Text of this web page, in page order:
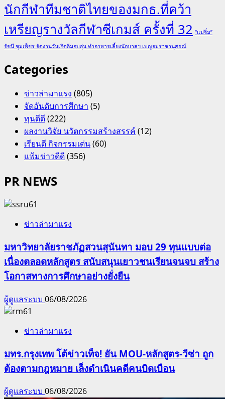
นักกีฬาทีมชาติไทยของมกธ.ที่คว้า
เหรียญรางวัลกีฬาซีเกมส์ ครั้งที่ 32 “แม่จิ๋ม”
รัชนี ชุมเพ็ชร จัดงานวันเกิดอิ่มอบอุ่น ทำอาหารเลี้ยงนักบาสฯ เบญจมราชานุสรณ์
Categories
ข่าวล่ามาแรง (805)
จัดอันดับการศึกษา (5)
ทุนดีดี(222)
ผลงานวิจัย นวัตกรรมสร้างสรรค์(12)
เรียนดี กิจกรรมเด่น(60)
แฟ้มข่าวดีดี(356)
PR NEWS
ข่าวล่ามาแรง
มหาวิทยาลัยราชภัฏสวนสุนันทา มอบ 29 ทุนแบบต่อ
เนื่องตลอดหลักสูตร สนับสนุนเยาวชนเรียนจนจบ สร้าง
โอกาสทางการศึกษาอย่างยั่งยืน
ผู้ดูแลระบบ 06/08/2026
ข่าวล่ามาแรง
มทร.กรุงเทพ โต้ข่าวเท็จ! ยัน MOU-หลักสูตร-วีซ่า ถูก
ต้องตามกฎหมาย เล็งดำเนินคดีคนบิดเบือน
ผู้ดูแลระบบ 06/08/2026